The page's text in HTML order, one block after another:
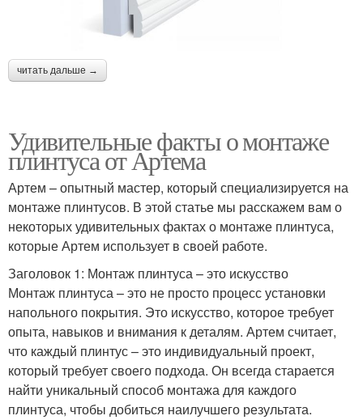
читать дальше →
Удивительные факты о монтаже
плинтуса от Артема
Артем – опытный мастер, который специализируется на
монтаже плинтусов. В этой статье мы расскажем вам о
некоторых удивительных фактах о монтаже плинтуса,
которые Артем использует в своей работе.
Заголовок 1: Монтаж плинтуса – это искусство
Монтаж плинтуса – это не просто процесс установки
напольного покрытия. Это искусство, которое требует
опыта, навыков и внимания к деталям. Артем считает,
что каждый плинтус – это индивидуальный проект,
который требует своего подхода. Он всегда старается
найти уникальный способ монтажа для каждого
плинтуса, чтобы добиться наилучшего результата.